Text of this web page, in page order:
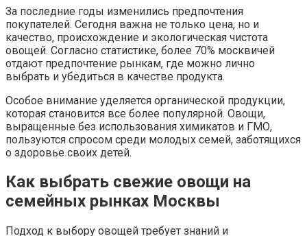
За последние годы изменились предпочтения
покупателей. Сегодня важна не только цена, но и
качество, происхождение и экологическая чистота
овощей. Согласно статистике, более 70% москвичей
отдают предпочтение рынкам, где можно лично
выбрать и убедиться в качестве продукта.
Особое внимание уделяется органической продукции,
которая становится все более популярной. Овощи,
выращенные без использования химикатов и ГМО,
пользуются спросом среди молодых семей, заботящихся
о здоровье своих детей.
Как выбрать свежие овощи на
семейных рынках Москвы
Подход к выбору овощей требует знаний и